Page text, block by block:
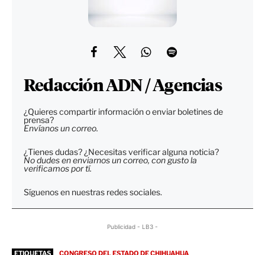
Redacción ADN / Agencias
¿Quieres compartir información o enviar boletines de
prensa?
Envíanos un correo.
¿Tienes dudas? ¿Necesitas verificar alguna noticia?
No dudes en enviarnos un correo, con gusto la
verificamos por tí.
Síguenos en nuestras redes sociales.
Publicidad - LB3 -
ETIQUETAS CONGRESO DEL ESTADO DE CHIHUAHUA